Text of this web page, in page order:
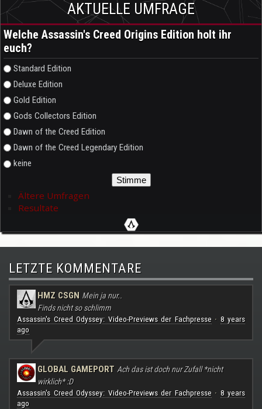
AKTUELLE UMFRAGE
Welche Assassin's Creed Origins Edition holt ihr
euch?
Auswahlmöglichkeiten
Standard Edition
Deluxe Edition
Gold Edition
Gods Collectors Edition
Dawn of the Creed Edition
Dawn of the Creed Legendary Edition
keine
Ältere Umfragen
Resultate
LETZTE KOMMENTARE
HMZ CSGN Mein ja nur..
Finds nicht so schlimm
Assassin's Creed Odyssey: Video-Previews der Fachpresse· 8 years
ago
GLOBAL GAMEPORT Ach das ist doch nur Zufall *nicht
wirklich* :D
Assassin's Creed Odyssey: Video-Previews der Fachpresse· 8 years
ago